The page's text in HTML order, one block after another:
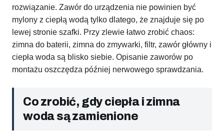
rozwiązanie. Zawór do urządzenia nie powinien być
mylony z ciepłą wodą tylko dlatego, że znajduje się po
lewej stronie szafki. Przy zlewie łatwo zrobić chaos:
zimna do baterii, zimna do zmywarki, filtr, zawór główny i
ciepła woda są blisko siebie. Opisanie zaworów po
montażu oszczędza później nerwowego sprawdzania.
Co zrobić, gdy ciepła i zimna
woda są zamienione